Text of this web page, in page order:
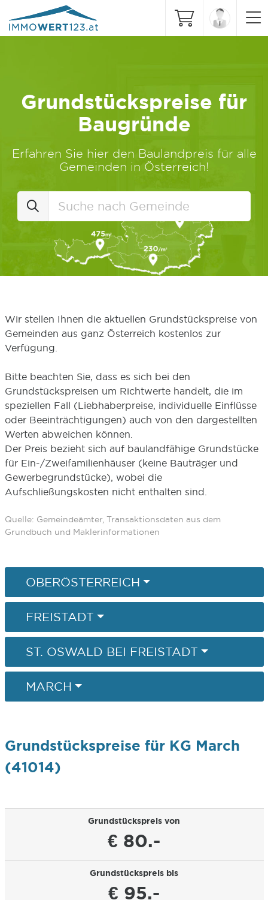
Grundstückspreise für
Baugründe
Erfahren Sie hier den Baulandpreis für alle
Gemeinden in Österreich!
Wir stellen Ihnen die aktuellen Grundstückspreise von
Gemeinden aus ganz Österreich kostenlos zur
Verfügung.
Bitte beachten Sie, dass es sich bei den
Grundstückspreisen um Richtwerte handelt, die im
speziellen Fall (Liebhaberpreise, individuelle Einflüsse
oder Beeinträchtigungen) auch von den dargestellten
Werten abweichen können.
Der Preis bezieht sich auf baulandfähige Grundstücke
für Ein-/Zweifamilienhäuser (keine Bauträger und
Gewerbegrundstücke), wobei die
Aufschließungskosten nicht enthalten sind.
Quelle: Gemeindeämter, Transaktionsdaten aus dem
Grundbuch und Maklerinformationen
OBERÖSTERREICH
FREISTADT
ST. OSWALD BEI FREISTADT
MARCH
Grundstückspreise für KG March
(41014)
Grundstückspreis von
€ 80.-
Grundstückspreis bis
€ 95.-